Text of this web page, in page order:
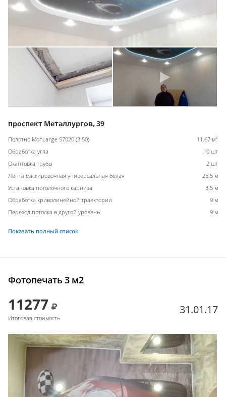
проспект Металлургов, 39
Полотно MonLange S7020 (3.50) 11.67 м2
Обработка угла
10 шт
Окантовка трубы
2 шт
Лента маскировочная универсальная белая
25.5 м
Установка потолочного карниза
3.5 м
Обработка криволинейной траектории
9 м
Переход потолка в другой уровень
9 м
Показать полный список
Фотопечать 3 м2
11277
Итоговая стоимость
31.01.17